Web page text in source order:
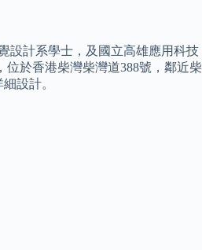
設計系學士，及國立高雄應用科技
於香港柴灣柴灣道388號，鄰近柴
設計。